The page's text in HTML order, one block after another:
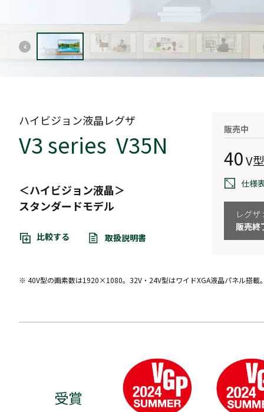
ハイビジョン液晶レグザ
V3 series V35N
＜ハイビジョン液晶＞
スタンダードモデル
比較する 取扱説明書
販売中
40V型
仕様
レグザ
販売終
※ 40V型の画素数は1920×1080。32V・24V型はワイドXGA液晶パネル搭載
受賞